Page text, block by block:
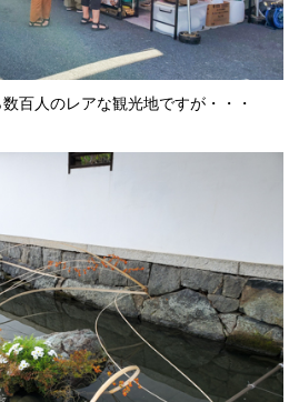
百人のレアな観光地ですが・・・